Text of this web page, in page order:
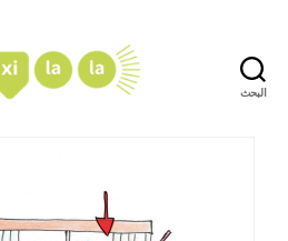
البحث